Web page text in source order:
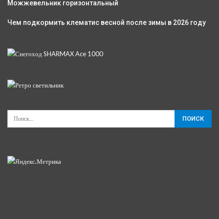
Можжевельник горизонтальный
Чем подкормить клематис весной после зимы в 2026 году